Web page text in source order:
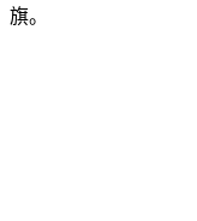
旗。